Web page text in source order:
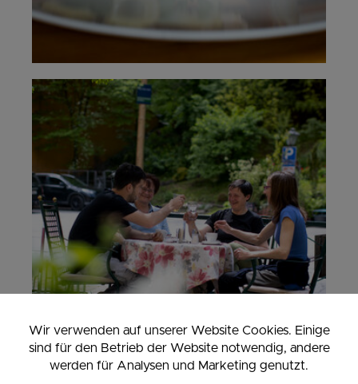
Wir verwenden auf unserer Website Cookies. Einige
sind für den Betrieb der Website notwendig, andere
werden für Analysen und Marketing genutzt.